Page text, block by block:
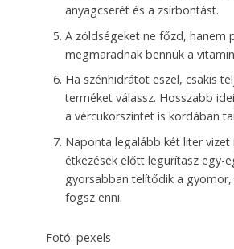
anyagcserét és a zsírbontást.
A zöldségeket ne főzd, hanem
megmaradnak bennük a
Ha szénhidrátot eszel, csakis
terméket válassz. Hosszabb
a vércukorszintet is kordában
Naponta legalább két liter vizet
étkezések előtt legurítasz egy-
gyorsabban telítődik a
fogsz enni.
Fotó: pexels